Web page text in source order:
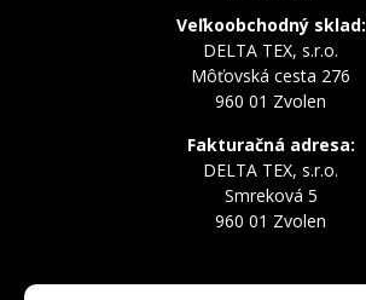
Veľkoobchodný sklad:
DELTA TEX, s.r.o.
Môťovská cesta 276
960 01 Zvolen
Fakturačná adresa:
DELTA TEX, s.r.o.
Smreková 5
960 01 Zvolen